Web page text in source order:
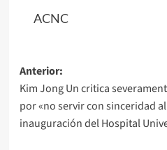
ACNC
Navegación
de
entradas
Anterior:
Kim Jong Un critica
por «no servir con sinceridad
inauguración del Hospital